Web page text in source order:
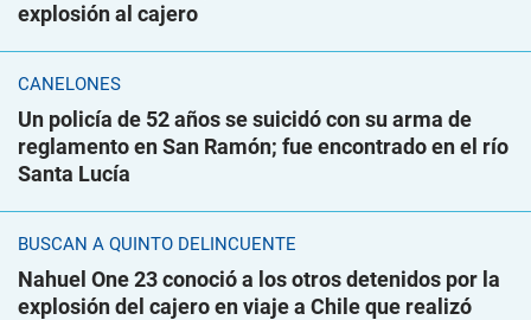
explosión al cajero
CANELONES
Un policía de 52 años se suicidó con su arma de
reglamento en San Ramón; fue encontrado en el río
Santa Lucía
BUSCAN A QUINTO DELINCUENTE
Nahuel One 23 conoció a los otros detenidos por la
explosión del cajero en viaje a Chile que realizó